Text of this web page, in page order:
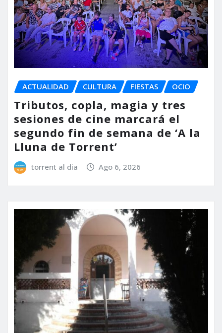
ACTUALIDAD CULTURA FIESTAS OCIO
Tributos, copla, magia y tres
sesiones de cine marcará el
segundo fin de semana de ‘A la
Lluna de Torrent’
torrent al dia Ago 6, 2026